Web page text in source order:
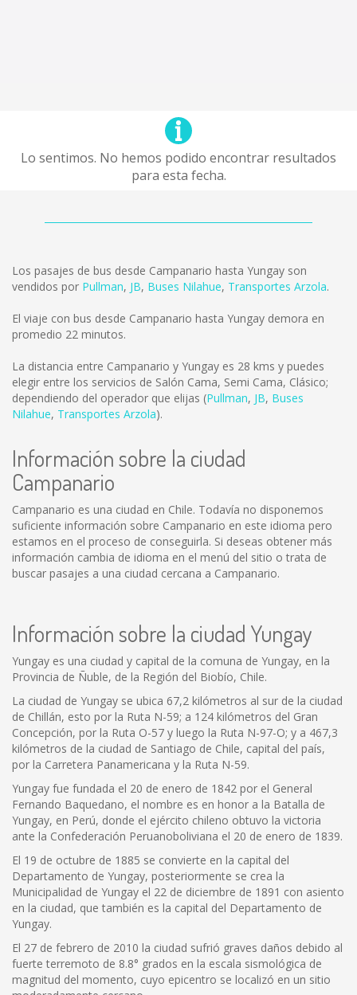
Lo sentimos. No hemos podido encontrar resultados
para esta fecha.
Los pasajes de bus desde Campanario hasta Yungay son
vendidos por Pullman, JB, Buses Nilahue, Transportes Arzola.
El viaje con bus desde Campanario hasta Yungay demora en
promedio 22 minutos.
La distancia entre Campanario y Yungay es 28 kms y puedes
elegir entre los servicios de Salón Cama, Semi Cama, Clásico;
dependiendo del operador que elijas (Pullman, JB, Buses
Nilahue, Transportes Arzola).
Información sobre la ciudad
Campanario
Campanario es una ciudad en Chile. Todavía no disponemos
suficiente información sobre Campanario en este idioma pero
estamos en el proceso de conseguirla. Si deseas obtener más
información cambia de idioma en el menú del sitio o trata de
buscar pasajes a una ciudad cercana a Campanario.
Información sobre la ciudad Yungay
Yungay es una ciudad y capital de la comuna de Yungay, en la
Provincia de Ñuble, de la Región del Biobío, Chile.
La ciudad de Yungay se ubica 67,2 kilómetros al sur de la ciudad
de Chillán, esto por la Ruta N-59; a 124 kilómetros del Gran
Concepción, por la Ruta O-57 y luego la Ruta N-97-O; y a 467,3
kilómetros de la ciudad de Santiago de Chile, capital del país,
por la Carretera Panamericana y la Ruta N-59.
Yungay fue fundada el 20 de enero de 1842 por el General
Fernando Baquedano, el nombre es en honor a la Batalla de
Yungay, en Perú, donde el ejército chileno obtuvo la victoria
ante la Confederación Peruanoboliviana el 20 de enero de 1839.
El 19 de octubre de 1885 se convierte en la capital del
Departamento de Yungay, posteriormente se crea la
Municipalidad de Yungay el 22 de diciembre de 1891 con asiento
en la ciudad, que también es la capital del Departamento de
Yungay.
El 27 de febrero de 2010 la ciudad sufrió graves daños debido al
fuerte terremoto de 8.8° grados en la escala sismológica de
magnitud del momento, cuyo epicentro se localizó en un sitio